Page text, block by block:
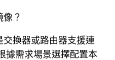
？
換器或路由器支援連
據需求場景選擇配置本